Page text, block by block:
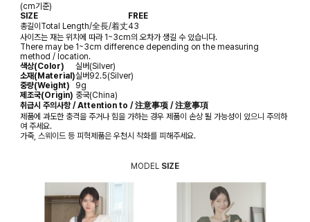
(cm기준)
SIZE
FREE
총길이Total Length/全長/着丈43
사이즈는 재는 위치에 따라 1~3cm의 오차가 생길 수 있습니다.
There may be 1~3cm difference depending on the measuring
method / location.
색상(Color)
실버(Silver)
소재(Material)실버92.5(Silver)
중량(Weight)
9g
제조국(Origin) 중국(China)
취급시 주의사항 / Attention to / 注意事项 / 注意事項
제품에 과도한 충격을 주거나 힘을 가하는 경우 제품이 손상 될 가능성이 있으니 주의하
여 주세요.
가죽, 스웨이드 등 피혁제품은 우천시 착화를 피해주세요.
MODEL SIZE